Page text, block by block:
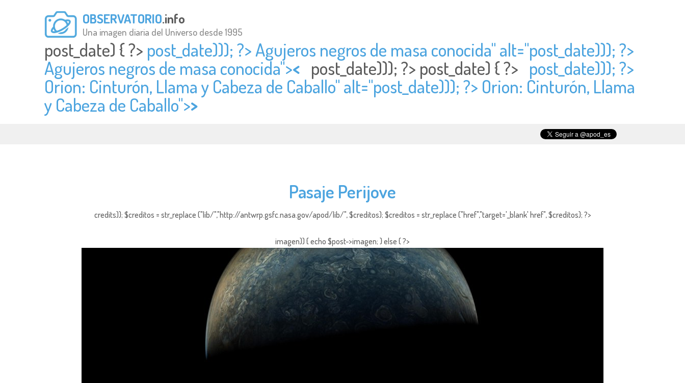
OBSERVATORIO.info
Una imagen diaria del Universo desde 1995
post_date) { ?> post_date))); ?> Agujeros negros de masa conocida" alt="post_date))); ?>
Agujeros negros de masa conocida">< post_date))); ?> post_date) { ?> post_date))); ?>
Orion: Cinturón, Llama y Cabeza de Caballo" alt="post_date))); ?> Orion: Cinturón, Llama
y Cabeza de Caballo">>
Pasaje Perijove
credits)); $creditos = str_replace ("lib/","http://antwrp.gsfc.nasa.gov/apod/lib/", $creditos); $creditos = str_replace ("href","target='_blank' href", $creditos); ?>
imagen)) { echo $post->imagen; } else { ?>